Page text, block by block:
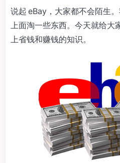
说起 eBay，大家都不会陌生
上面淘一些东西。今天就给大
上省钱和赚钱的知识。